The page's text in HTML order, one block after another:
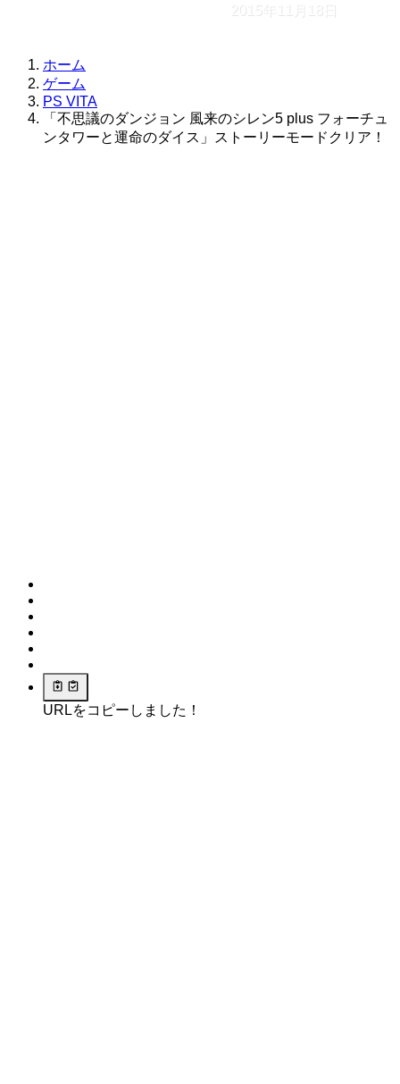
2015年11月18日
ホーム
ゲーム
PS VITA
「不思議のダンジョン 風来のシレン5 plus フォーチュ
ンタワーと運命のダイス」ストーリーモードクリア！
URLをコピーしました！